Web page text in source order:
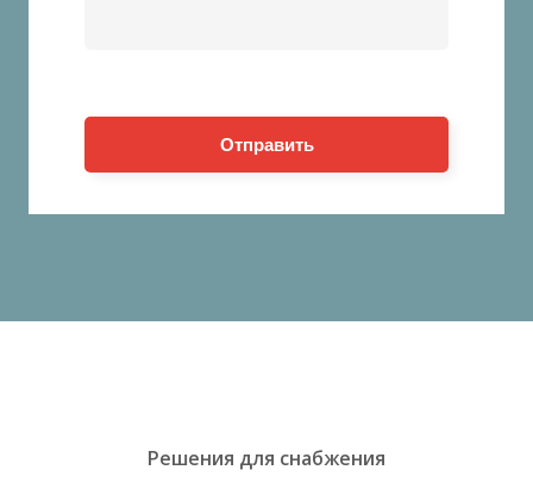
Отправить
Решения для снабжения